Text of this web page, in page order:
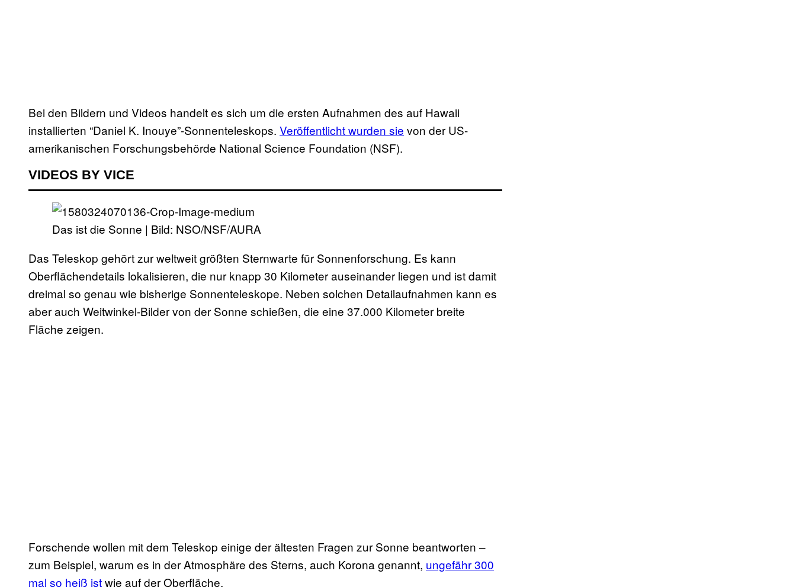
Bei den Bildern und Videos handelt es sich um die ersten Aufnahmen des auf Hawaii
installierten “Daniel K. Inouye”-Sonnenteleskops. Veröffentlicht wurden sie von der US-
amerikanischen Forschungsbehörde National Science Foundation (NSF).
VIDEOS BY VICE
Das ist die Sonne | Bild: NSO/NSF/AURA
Das Teleskop gehört zur weltweit größten Sternwarte für Sonnenforschung. Es kann
Oberflächendetails lokalisieren, die nur knapp 30 Kilometer auseinander liegen und ist damit
dreimal so genau wie bisherige Sonnenteleskope. Neben solchen Detailaufnahmen kann es
aber auch Weitwinkel-Bilder von der Sonne schießen, die eine 37.000 Kilometer breite
Fläche zeigen.
Forschende wollen mit dem Teleskop einige der ältesten Fragen zur Sonne beantworten –
zum Beispiel, warum es in der Atmosphäre des Sterns, auch Korona genannt, ungefähr 300
mal so heiß istwie auf der Oberfläche.